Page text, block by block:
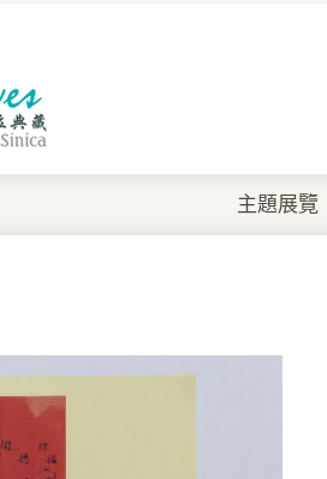
主題展覽